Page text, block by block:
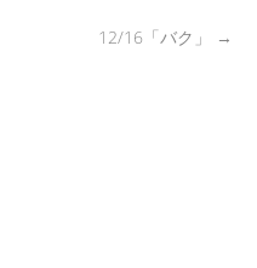
12/16「バク」 →